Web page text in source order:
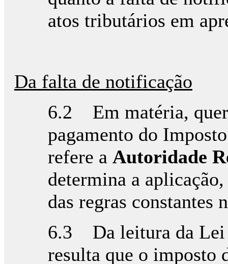
atos tributários em
Da falta de notificação
6.2 Em matéria, quer
pagamento do
refere aAutoridade
determina a aplicação,
das regras
6.3 Da leitura da Lei
resulta que o imposto